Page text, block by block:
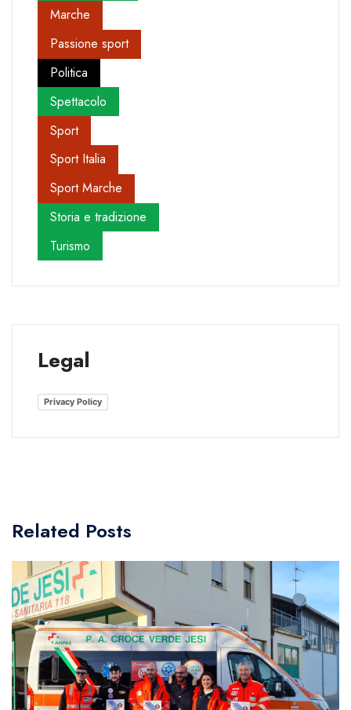
Marche
Passione sport
Politica
Spettacolo
Sport
Sport Italia
Sport Marche
Storia e tradizione
Turismo
Legal
Privacy Policy
Related Posts